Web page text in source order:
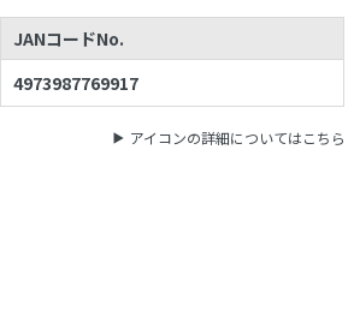
JANコードNo.
4973987769917
アイコンの詳細についてはこちら